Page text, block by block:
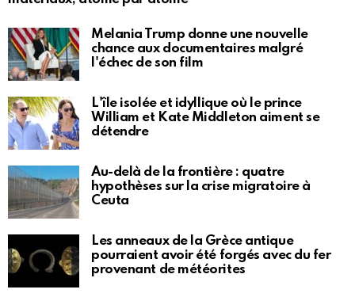
Melania Trump donne une nouvelle
chance aux documentaires malgré
l'échec de son film
L'île isolée et idyllique où le prince
William et Kate Middleton aiment se
détendre
Au-delà de la frontière : quatre
hypothèses sur la crise migratoire à
Ceuta
Les anneaux de la Grèce antique
pourraient avoir été forgés avec du fer
provenant de météorites